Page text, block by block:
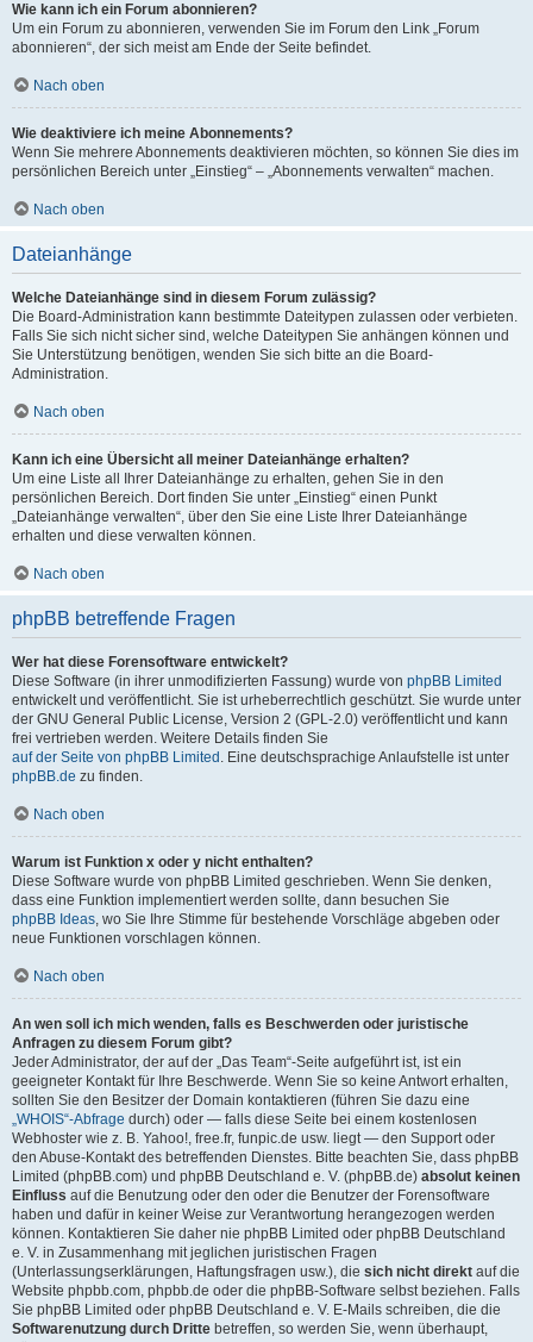
Wie kann ich ein Forum abonnieren?
Um ein Forum zu abonnieren, verwenden Sie im Forum den Link „Forum
abonnieren“, der sich meist am Ende der Seite befindet.
Nach oben
Wie deaktiviere ich meine Abonnements?
Wenn Sie mehrere Abonnements deaktivieren möchten, so können Sie dies im
persönlichen Bereich unter „Einstieg“ – „Abonnements verwalten“ machen.
Nach oben
Dateianhänge
Welche Dateianhänge sind in diesem Forum zulässig?
Die Board-Administration kann bestimmte Dateitypen zulassen oder verbieten.
Falls Sie sich nicht sicher sind, welche Dateitypen Sie anhängen können und
Sie Unterstützung benötigen, wenden Sie sich bitte an die Board-
Administration.
Nach oben
Kann ich eine Übersicht all meiner Dateianhänge erhalten?
Um eine Liste all Ihrer Dateianhänge zu erhalten, gehen Sie in den
persönlichen Bereich. Dort finden Sie unter „Einstieg“ einen Punkt
„Dateianhänge verwalten“, über den Sie eine Liste Ihrer Dateianhänge
erhalten und diese verwalten können.
Nach oben
phpBB betreffende Fragen
Wer hat diese Forensoftware entwickelt?
Diese Software (in ihrer unmodifizierten Fassung) wurde von phpBB Limited
entwickelt und veröffentlicht. Sie ist urheberrechtlich geschützt. Sie wurde unter
der GNU General Public License, Version 2 (GPL-2.0) veröffentlicht und kann
frei vertrieben werden. Weitere Details finden Sie
auf der Seite von phpBB Limited . Eine deutschsprachige Anlaufstelle ist unter
phpBB.de zu finden.
Nach oben
Warum ist Funktion x oder y nicht enthalten?
Diese Software wurde von phpBB Limited geschrieben. Wenn Sie denken,
dass eine Funktion implementiert werden sollte, dann besuchen Sie
phpBB Ideas, wo Sie Ihre Stimme für bestehende Vorschläge abgeben oder
neue Funktionen vorschlagen können.
Nach oben
An wen soll ich mich wenden, falls es Beschwerden oder juristische
Anfragen zu diesem Forum gibt?
Jeder Administrator, der auf der „Das Team“-Seite aufgeführt ist, ist ein
geeigneter Kontakt für Ihre Beschwerde. Wenn Sie so keine Antwort erhalten,
sollten Sie den Besitzer der Domain kontaktieren (führen Sie dazu eine
„WHOIS“-Abfrage durch) oder — falls diese Seite bei einem kostenlosen
Webhoster wie z. B. Yahoo!, free.fr, funpic.de usw. liegt — den Support oder
den Abuse-Kontakt des betreffenden Dienstes. Bitte beachten Sie, dass phpBB
Limited (phpBB.com) und phpBB Deutschland e. V. (phpBB.de) absolut keinen
Einfluss auf die Benutzung oder den oder die Benutzer der Forensoftware
haben und dafür in keiner Weise zur Verantwortung herangezogen werden
können. Kontaktieren Sie daher nie phpBB Limited oder phpBB Deutschland
e. V. in Zusammenhang mit jeglichen juristischen Fragen
(Unterlassungserklärungen, Haftungsfragen usw.), die sich nicht direkt auf die
Website phpbb.com, phpbb.de oder die phpBB-Software selbst beziehen. Falls
Sie phpBB Limited oder phpBB Deutschland e. V. E-Mails schreiben, die die
Softwarenutzung durch Dritte betreffen, so werden Sie, wenn überhaupt,